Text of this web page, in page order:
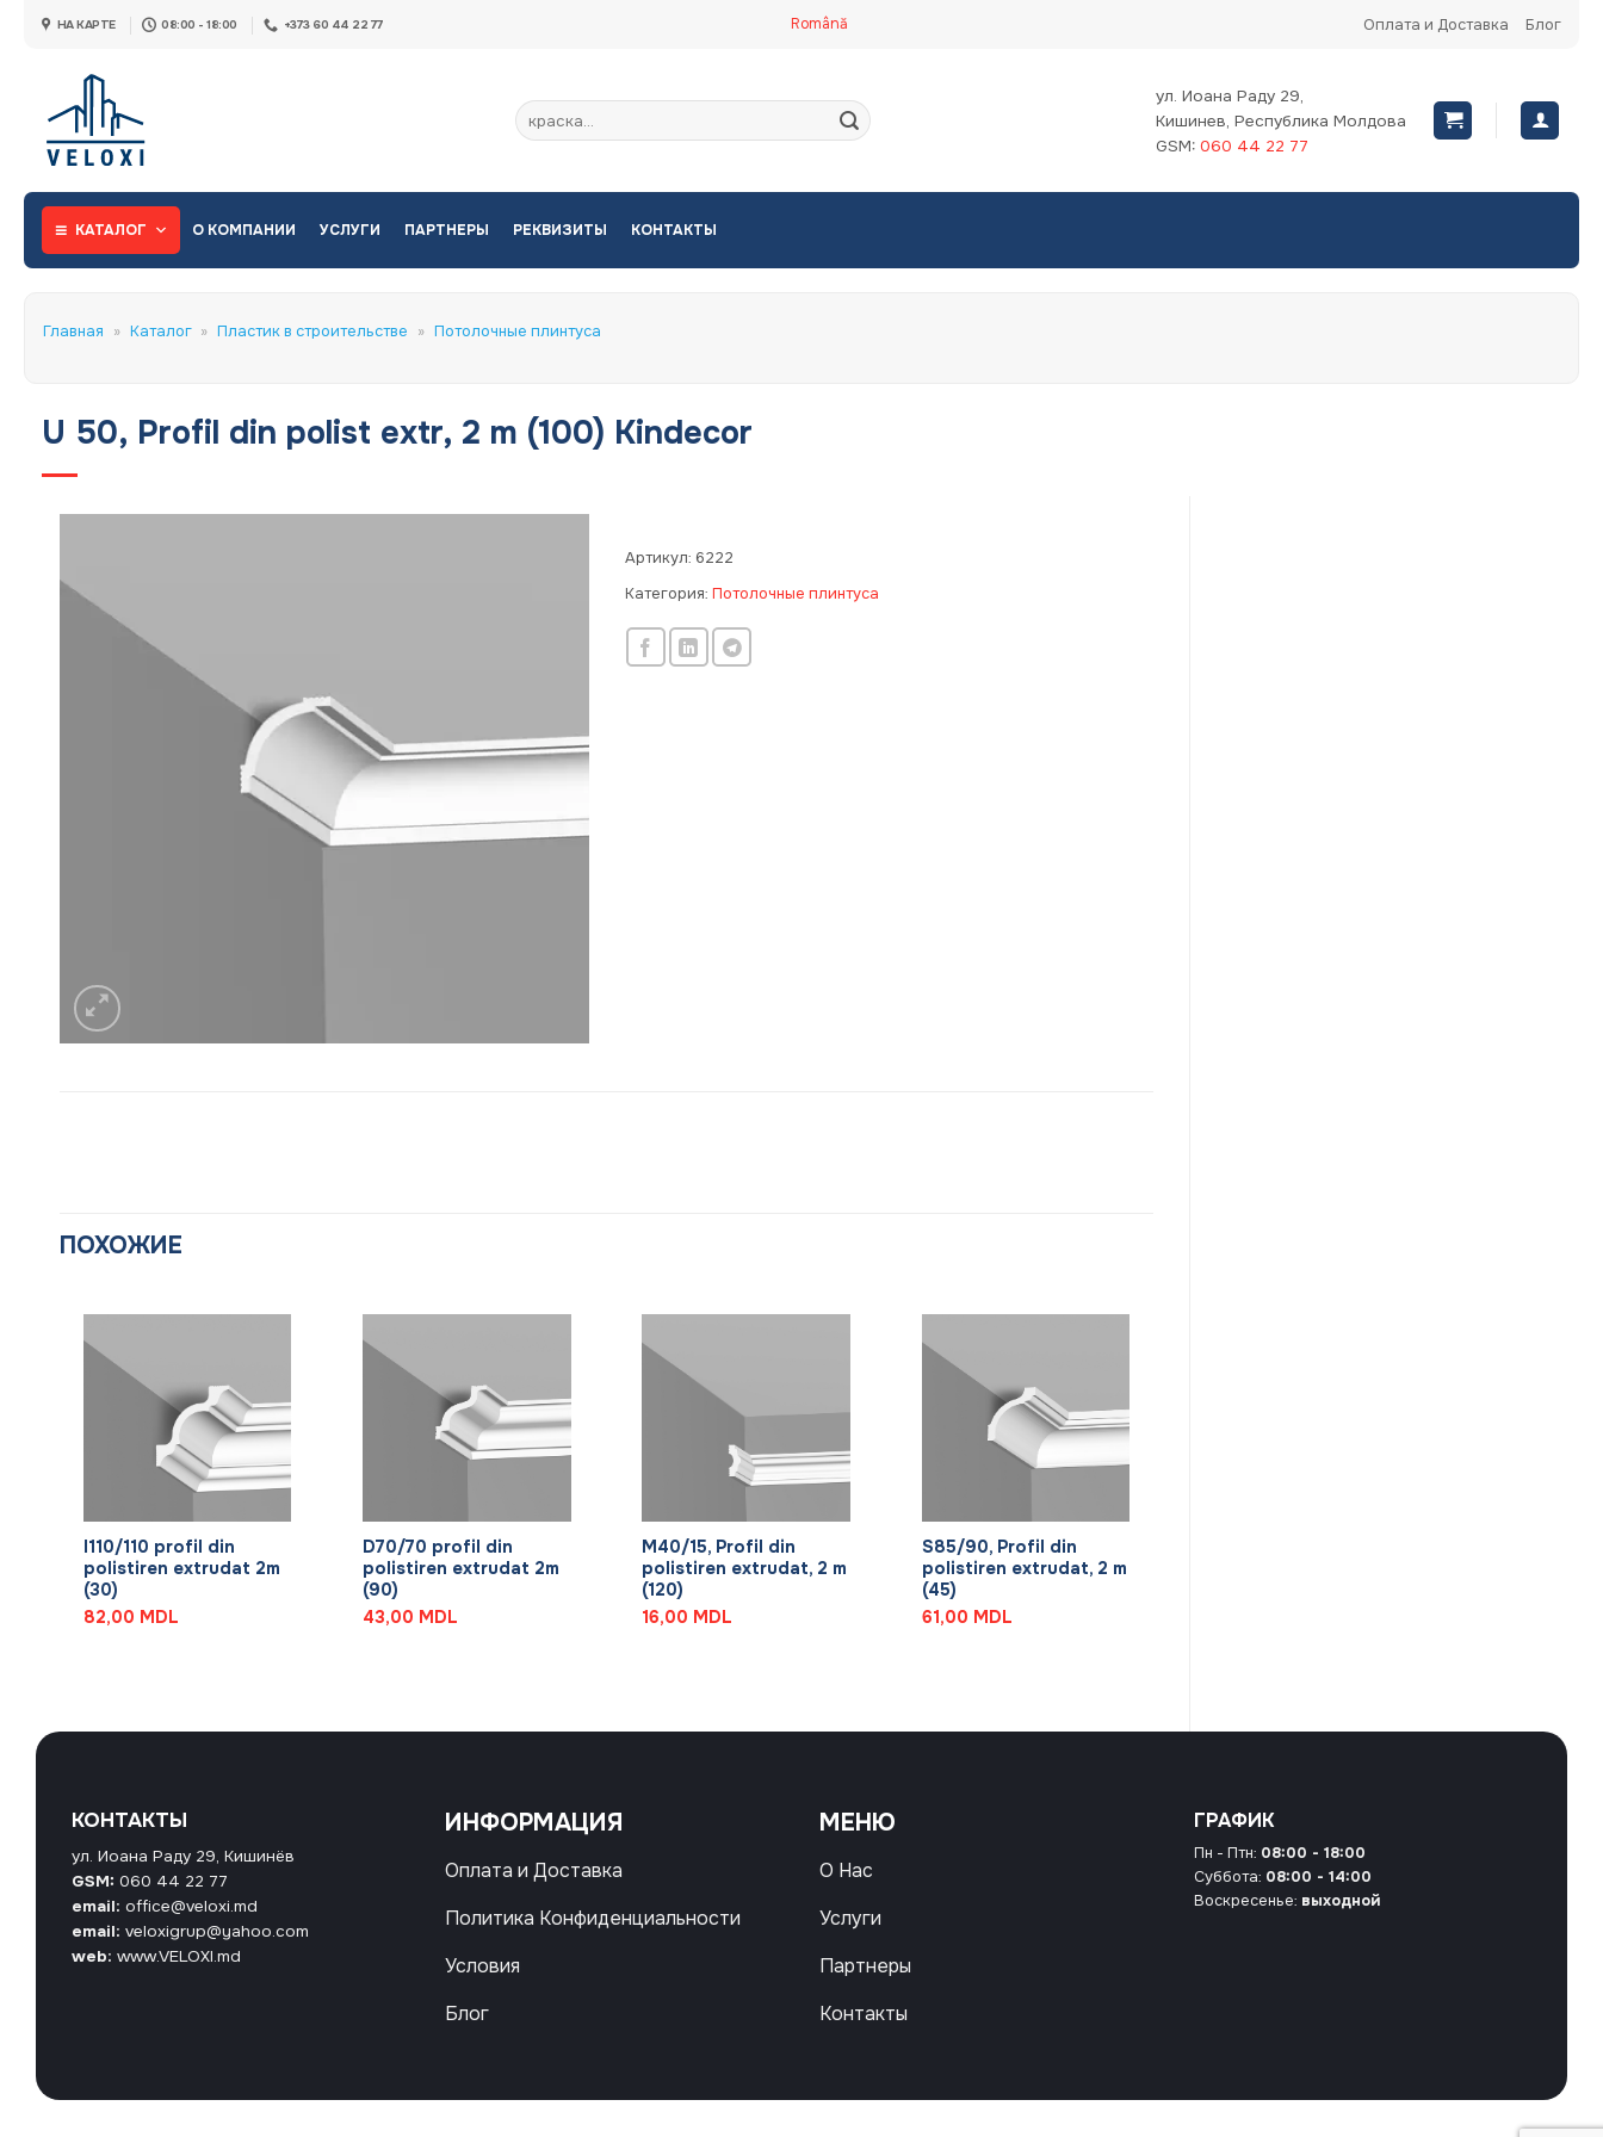
НА КАРТЕ 08:00 - 18:00 +373 60 44 22 77 Română Оплата и Доставка Блог
Искать:
ул. Иоана Раду 29,
Кишинев, Республика Молдова
GSM: 060 44 22 77
КАТАЛОГ О КОМПАНИИ УСЛУГИ ПАРТНЕРЫ РЕКВИЗИТЫ КОНТАКТЫ
Главная » Каталог » Пластик в строительстве » Потолочные плинтуса
U 50, Profil din polist extr, 2 m (100) Kindecor
Артикул: 6222
Категория: Потолочные плинтуса
ПОХОЖИЕ
I110/110 profil din
polistiren extrudat 2m
(30)
82,00 MDL
D70/70 profil din
polistiren extrudat 2m
(90)
43,00 MDL
M40/15, Profil din
polistiren extrudat, 2 m
(120)
16,00 MDL
S85/90, Profil din
polistiren extrudat, 2 m
(45)
61,00 MDL
КОНТАКТЫ
ул. Иоана Раду 29, Кишинёв
GSM: 060 44 22 77
email: office@veloxi.md
email: veloxigrup@yahoo.com
web: www.VELOXI.md
ИНФОРМАЦИЯ
Оплата и Доставка
Политика Конфиденциальности
Условия
Блог
МЕНЮ
О Нас
Услуги
Партнеры
Контакты
ГРАФИК
Пн - Птн: 08:00 - 18:00
Суббота: 08:00 - 14:00
Воскресенье: выходной